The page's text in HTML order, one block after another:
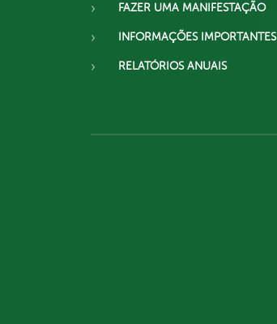
FAZER UMA MANIFESTAÇÃO
INFORMAÇÕES IMPORTANTES
RELATÓRIOS ANUAIS